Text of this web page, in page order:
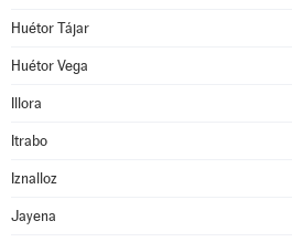
Huétor Tájar
Huétor Vega
Illora
Itrabo
Iznalloz
Jayena